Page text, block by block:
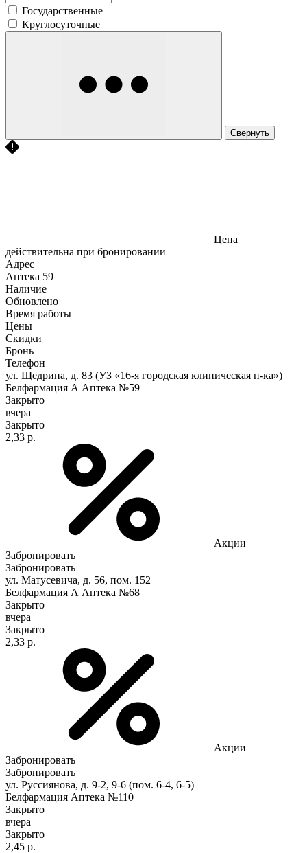
Государственные
Круглосуточные
Свернуть
Цена
действительна при бронировании
Адрес
Аптека 59
Наличие
Обновлено
Время работы
Цены
Скидки
Бронь
Телефон
ул. Щедрина, д. 83 (УЗ «16-я городская клиническая п-ка»)
Белфармация А Аптека №59
Закрыто
вчера
Закрыто
2,33 р.
Акции
Забронировать
Забронировать
ул. Матусевича, д. 56, пом. 152
Белфармация А Аптека №68
Закрыто
вчера
Закрыто
2,33 р.
Акции
Забронировать
Забронировать
ул. Руссиянова, д. 9-2, 9-6 (пом. 6-4, 6-5)
Белфармация Аптека №110
Закрыто
вчера
Закрыто
2,45 р.